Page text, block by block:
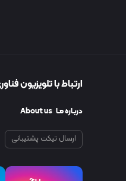
ارتباط با تلویزیون
دربـاره مـا About us
ارسال تیکت پشتیبانی